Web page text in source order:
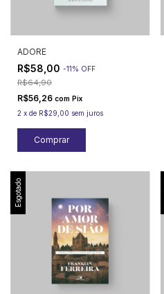
ADORE
R$58,00 -11% OFF
R$64,90
R$56,26 com Pix
2 x de R$29,00 sem juros
Esgotado